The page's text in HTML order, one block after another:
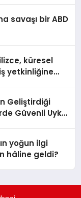
savaşı bir ABD
küresel
yetkinliğine
Geliştirdiği
Güvenli Uyku
yoğun ilgi
hâline geldi?